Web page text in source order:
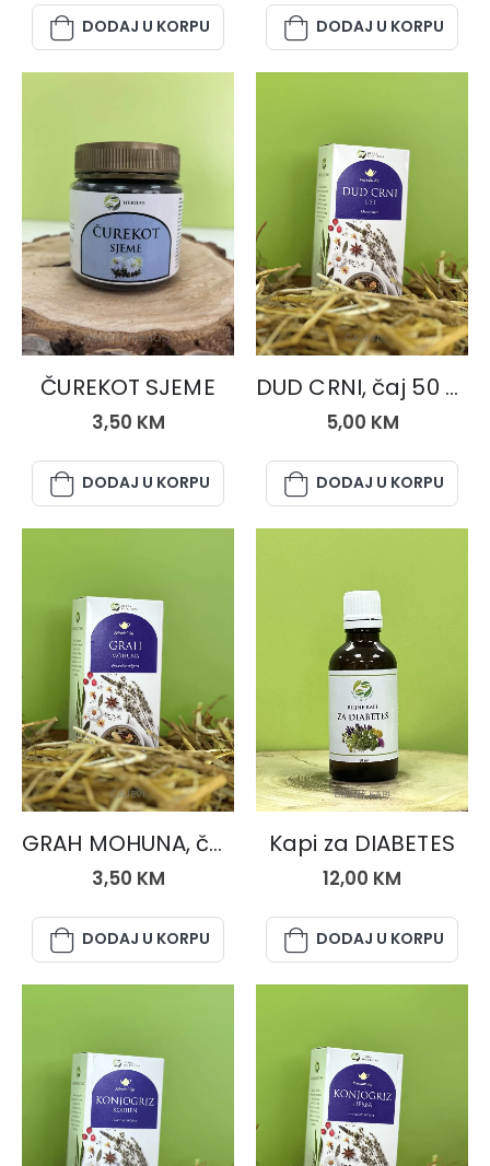
DODAJ U KORPU DODAJ U KORPU
HERBAS PRAHOVI
ČUREKOT SJEME
3,50 KM
DODAJ U KORPU
ČAJEVI
DUD CRNI, čaj 50 gr.
5,00 KM
DODAJ U KORPU
ČAJEVI
GRAH MOHUNA, čaj 50 gr.
3,50 KM
DODAJ U KORPU
BILJNE KAPI
Kapi za DIABETES
12,00 KM
DODAJ U KORPU